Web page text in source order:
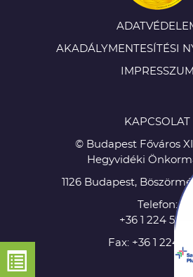
AKADÁLYMENTESÍTÉSI
IMPRESSZUM
KAPCSOLAT
© Budapest Főváros
Hegyvidéki
1126 Budapest,
Telefon:
+36 1 224 5900
Fax: +36 1 224